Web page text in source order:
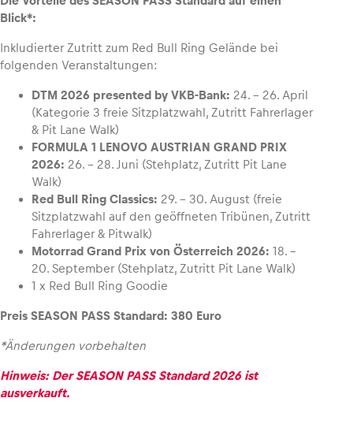
Blick*:
Inkludierter Zutritt zum Red Bull Ring Gelände bei
folgenden Veranstaltungen:
DTM 2026 presented by VKB-Bank: 24. – 26. April
(Kategorie 3 freie Sitzplatzwahl, Zutritt Fahrerlager
& Pit Lane Walk)
FORMULA 1 LENOVO AUSTRIAN GRAND PRIX
2026: 26. – 28. Juni (Stehplatz, Zutritt Pit Lane
Walk)
Red Bull Ring Classics: 29. – 30. August (freie
Sitzplatzwahl auf den geöffneten Tribünen, Zutritt
Fahrerlager & Pitwalk)
Motorrad Grand Prix von Österreich 2026: 18. –
20. September (Stehplatz, Zutritt Pit Lane Walk)
1 x Red Bull Ring Goodie
Preis SEASON PASS Standard: 380 Euro
*Änderungen vorbehalten
Hinweis: Der SEASON PASS Standard 2026 ist
ausverkauft.